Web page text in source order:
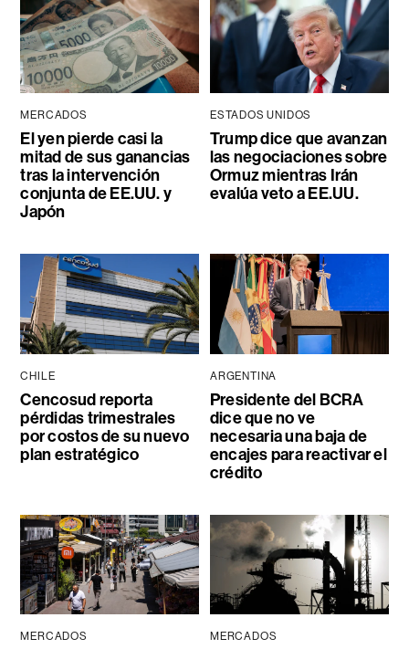
MERCADOS
El yen pierde casi la
mitad de sus ganancias
tras la intervención
conjunta de EE.UU. y
Japón
ESTADOS UNIDOS
Trump dice que avanzan
las negociaciones sobre
Ormuz mientras Irán
evalúa veto a EE.UU.
CHILE
Cencosud reporta
pérdidas trimestrales
por costos de su nuevo
plan estratégico
ARGENTINA
Presidente del BCRA
dice que no ve
necesaria una baja de
encajes para reactivar el
crédito
MERCADOS MERCADOS